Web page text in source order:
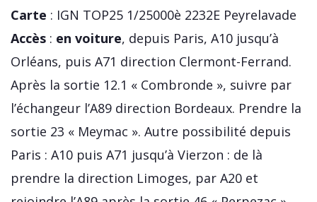
Carte : IGN TOP25 1/25000è 2232E Peyrelavade
Accès : en voiture, depuis Paris, A10 jusqu’à
Orléans, puis A71 direction Clermont-Ferrand.
Après la sortie 12.1 « Combronde », suivre par
l’échangeur l’A89 direction Bordeaux. Prendre la
sortie 23 « Meymac ». Autre possibilité depuis
Paris : A10 puis A71 jusqu’à Vierzon : de là
prendre la direction Limoges, par A20 et